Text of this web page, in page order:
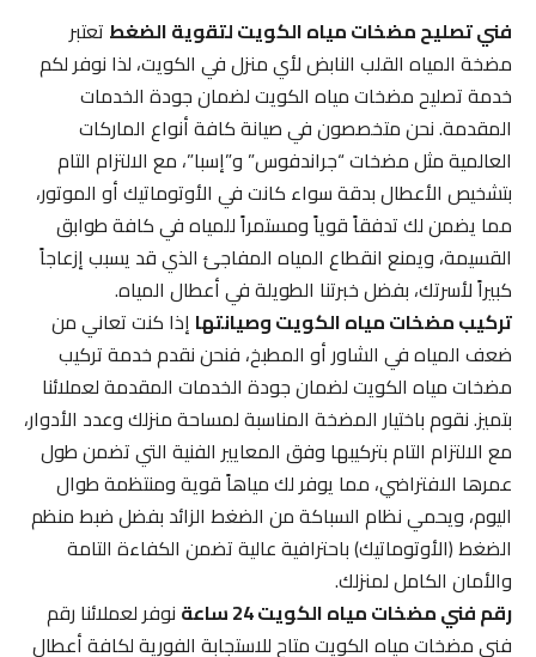
فني تصليح مضخات مياه الكويت لتقوية الضغطتعتبر
مضخة المياه القلب النابض لأي منزل في الكويت، لذا نوفر لكم
خدمة تصليح مضخات مياه الكويت لضمان جودة الخدمات
المقدمة. نحن متخصصون في صيانة كافة أنواع الماركات
العالمية مثل مضخات “جراندفوس” و”إسبا”، مع الالتزام التام
بتشخيص الأعطال بدقة سواء كانت في الأوتوماتيك أو الموتور،
مما يضمن لك تدفقاً قوياً ومستمراً للمياه في كافة طوابق
القسيمة، ويمنع انقطاع المياه المفاجئ الذي قد يسبب إزعاجاً
كبيراً لأسرتك، بفضل خبرتنا الطويلة في أعطال المياه.
تركيب مضخات مياه الكويت وصيانتهاإذا كنت تعاني من
ضعف المياه في الشاور أو المطبخ، فنحن نقدم خدمة تركيب
مضخات مياه الكويت لضمان جودة الخدمات المقدمة لعملائنا
بتميز. نقوم باختيار المضخة المناسبة لمساحة منزلك وعدد الأدوار،
مع الالتزام التام بتركيبها وفق المعايير الفنية التي تضمن طول
عمرها الافتراضي، مما يوفر لك مياهاً قوية ومنتظمة طوال
اليوم، ويحمي نظام السباكة من الضغط الزائد بفضل ضبط منظم
الضغط (الأوتوماتيك) باحترافية عالية تضمن الكفاءة التامة
والأمان الكامل لمنزلك.
رقم فني مضخات مياه الكويت 24 ساعة
نوفر لعملائنا رقم
فني مضخات مياه الكويت متاح للاستجابة الفورية لكافة أعطال